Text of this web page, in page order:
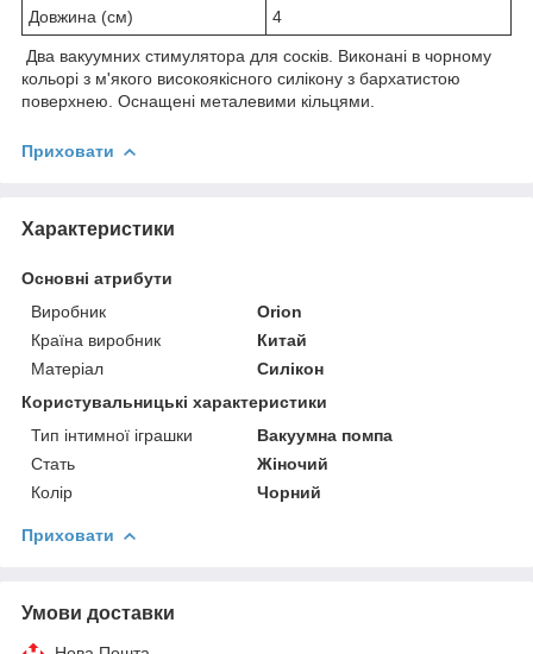
Довжина (см)
4
Два вакуумних стимулятора для сосків. Виконані в чорному
кольорі з м'якого високоякісного силікону з бархатистою
поверхнею. Оснащені металевими кільцями.
Приховати
Характеристики
Основні атрибути
Виробник
Orion
Країна виробник
Китай
Матеріал
Силікон
Користувальницькі характеристики
Тип інтимної іграшки
Вакуумна помпа
Стать
Жіночий
Колір
Чорний
Приховати
Умови доставки